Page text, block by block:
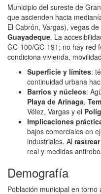
Municipio del sureste de
que ascienden hacia
El Cabrón, Vargas), vegas
Guayadeque. La
GC‑100/GC‑191; no hay red
condiciona vivienda,
Superficie y límites:
continuidad urbana
Barrios y núcleos:
Playa de Arinaga,
Vélez, Vargas y el
Implicaciones
bajos comerciales en
industriales. Al
real y medidas
Demografía
Población municipal en